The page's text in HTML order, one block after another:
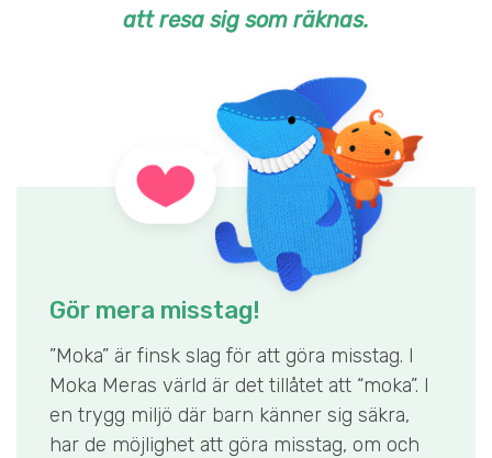
att resa sig som räknas.
Gör mera misstag!
”Moka” är finsk slag för att göra misstag. I
Moka Meras värld är det tillåtet att “moka”. I
en trygg miljö där barn känner sig säkra,
har de möjlighet att göra misstag, om och